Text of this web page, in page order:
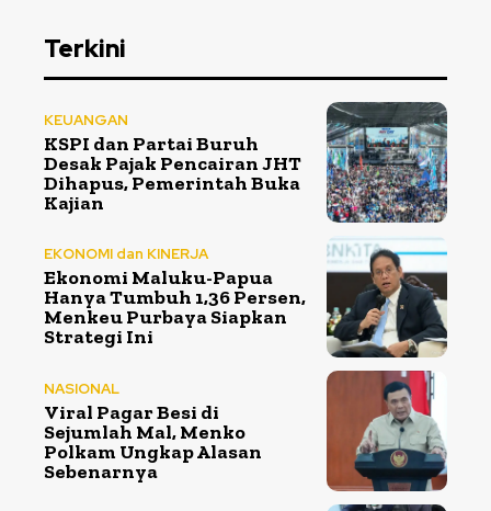
Terkini
KEUANGAN
KSPI dan Partai Buruh
Desak Pajak Pencairan JHT
Dihapus, Pemerintah Buka
Kajian
EKONOMI dan KINERJA
Ekonomi Maluku-Papua
Hanya Tumbuh 1,36 Persen,
Menkeu Purbaya Siapkan
Strategi Ini
NASIONAL
Viral Pagar Besi di
Sejumlah Mal, Menko
Polkam Ungkap Alasan
Sebenarnya